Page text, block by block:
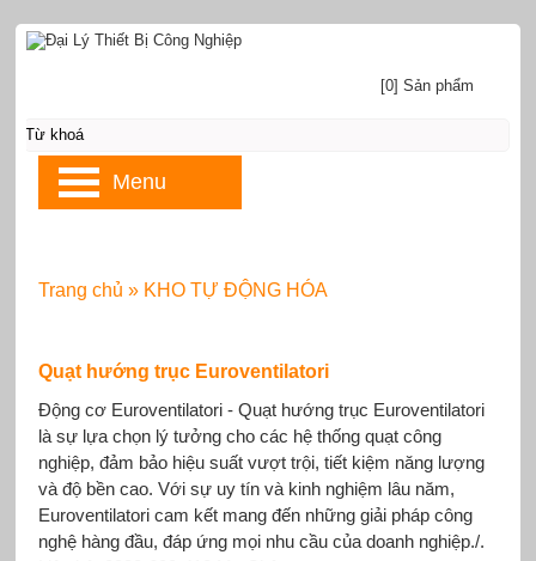
Quạt hướng trục Euroventilatori
Động cơ Euroventilatori - Quạt hướng trục Euroventilatori
là sự lựa chọn lý tưởng cho các hệ thống quạt công
nghiệp, đảm bảo hiệu suất vượt trội, tiết kiệm năng lượng
và độ bền cao. Với sự uy tín và kinh nghiệm lâu năm,
Euroventilatori cam kết mang đến những giải pháp công
nghệ hàng đầu, đáp ứng mọi nhu cầu của doanh nghiệp./.
Trang chủ » KHO TỰ ĐỘNG HÓA
[0] Sản phẩm
Menu